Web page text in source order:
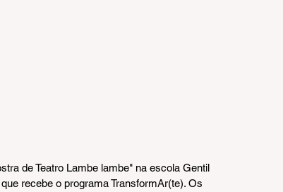
de Teatro Lambe lambe" na escola Gentil
recebe o programa TransformAr(te). Os